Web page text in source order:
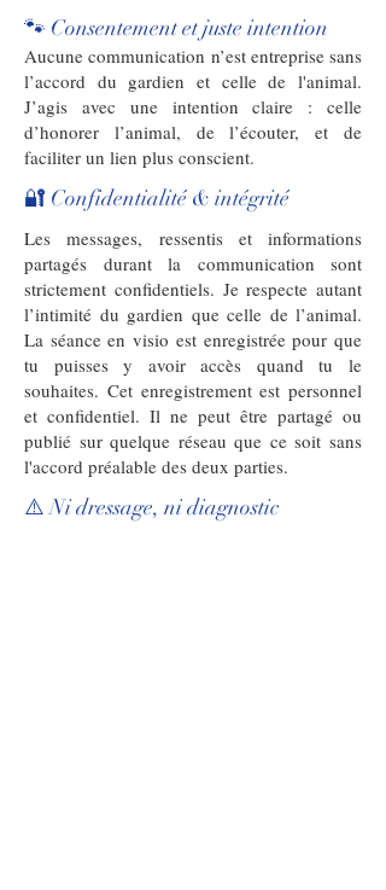
🐾 Consentement et juste intention
Aucune communication n’est entreprise sans
l’accord du gardien et celle de l'animal.
J’agis avec une intention claire : celle
d’honorer l’animal, de l’écouter, et de
faciliter un lien plus conscient.
🔐 Confidentialité & intégrité
Les messages, ressentis et informations
partagés durant la communication sont
strictement confidentiels. Je respecte autant
l’intimité du gardien que celle de l’animal.
La séance en visio est enregistrée pour que
tu puisses y avoir accès quand tu le
souhaites. Cet enregistrement est personnel
et confidentiel. Il ne peut être partagé ou
publié sur quelque réseau que ce soit sans
l'accord préalable des deux parties.
⚠️ Ni dressage, ni diagnostic